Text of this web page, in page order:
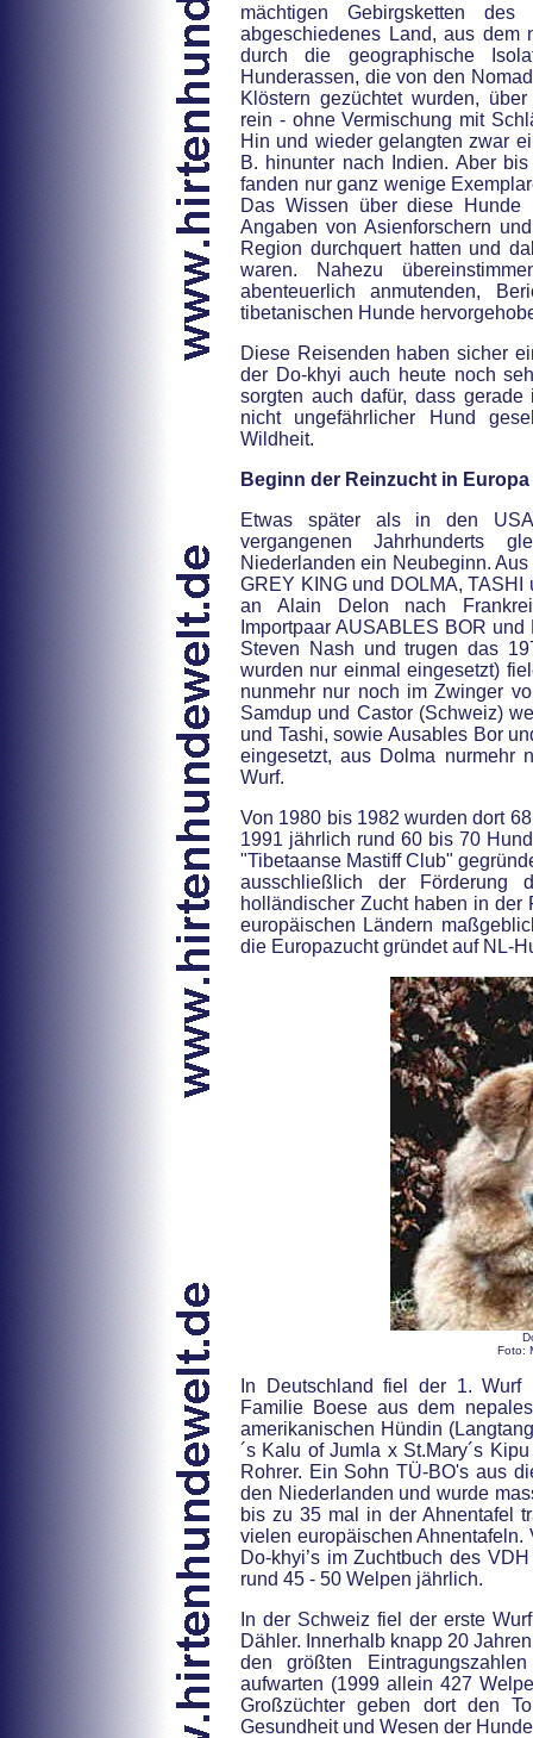
mächtigen Gebirgsketten
abgeschiedenes Land, aus dem
durch die geographische
Hunderassen, die von den
Klöstern gezüchtet wurden,
rein - ohne Vermischung mit
Hin und wieder gelangten zwar
B. hinunter nach Indien. Aber
fanden nur ganz wenige
Das Wissen über diese
Angaben von Asienforschern
Region durchquert hatten und
waren. Nahezu
abenteuerlich anmutenden,
tibetanischen Hunde
Diese Reisenden haben sicher
der Do-khyi auch heute noch
sorgten auch dafür, dass
nicht ungefährlicher Hund
Wildheit.
Beginn der Reinzucht in Europa
Etwas später als in den
vergangenen Jahrhunderts
Niederlanden ein Neubeginn.
GREY KING und DOLMA,
an Alain Delon nach
Importpaar AUSABLES BOR
Steven Nash und trugen das
wurden nur einmal eingesetzt)
nunmehr nur noch im Zwinger
Samdup und Castor (Schweiz)
und Tashi, sowie Ausables Bor
eingesetzt, aus Dolma nurmehr
Wurf.
Von 1980 bis 1982 wurden dort
1991 jährlich rund 60 bis 70
"Tibetaanse Mastiff Club"
ausschließlich der Förderung
holländischer Zucht haben in
europäischen Ländern
die Europazucht gründet auf NL-
Foto:
In Deutschland fiel der 1.
Familie Boese aus dem
amerikanischen Hündin
´s Kalu of Jumla x St.Mary´s
Rohrer. Ein Sohn TÜ-BO's aus
den Niederlanden und wurde
bis zu 35 mal in der Ahnentafel
vielen europäischen
Do-khyi’s im Zuchtbuch des
rund 45 - 50 Welpen jährlich.
In der Schweiz fiel der erste
Dähler. Innerhalb knapp 20
den größten
aufwarten (1999 allein 427
Großzüchter geben dort den
Gesundheit und Wesen der